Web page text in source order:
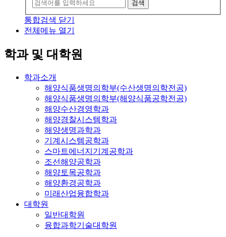
검색
통합검색 닫기
전체메뉴 열기
학과 및 대학원
학과소개
해양식품생명의학부(수산생명의학전공)
해양식품생명의학부(해양식품공학전공)
해양수산경영학과
해양경찰시스템학과
해양생명과학과
기계시스템공학과
스마트에너지기계공학과
조선해양공학과
해양토목공학과
해양환경공학과
미래산업융합학과
대학원
일반대학원
융합과학기술대학원